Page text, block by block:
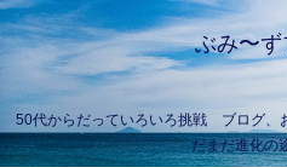
ぶみ〜
50代からだっていろいろ挑戦 ブログ、
だまだ進化の